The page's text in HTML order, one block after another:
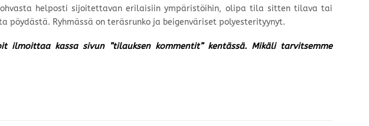
helposti sijoitettavan erilaisiin ympäristöihin, olipa tila sitten tilava tai
pöydästä. Ryhmässä on teräsrunko ja beigenväriset polyesterityynyt.
kassa sivun ”tilauksen kommentit” kentässä. Mikäli tarvitsemme